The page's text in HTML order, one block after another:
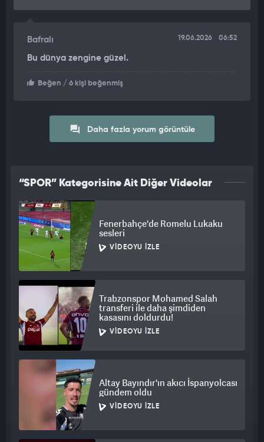
Bafralı 19.06.2026 06:52
Bu dünya zengine güzel.
Beğen / 6 kişi beğenmiş
Daha fazla yorum görüntüle
“SPOR” Kategorisine Ait Diğer Videolar
Fenerbahçe'de Romelu Lukaku
sesleri
VIDEOYU İZLE
Trabzonspor Mohamed Salah
transferi ile daha şimdiden
kasasını doldurdu!
VIDEOYU İZLE
Altay Bayındır'ın akıcı İspanyolcası
gündem oldu
VIDEOYU İZLE